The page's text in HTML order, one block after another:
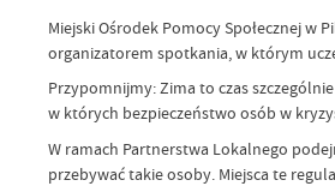
Miejski Ośrodek Pomocy Społecznej
organizatorem spotkania, w którym
Przypomnijmy: Zima to czas
w których bezpieczeństwo osób w
W ramach Partnerstwa Lokalnego
przebywać takie osoby. Miejsca te